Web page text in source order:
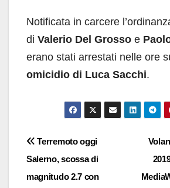
Notificata in carcere
di Valerio Del Grosso e
erano stati arrestati nelle ore
omicidio di Luca Sacchi.
Navigazione
articoli
Terremoto oggi
Salerno, scossa di
magnitudo 2.7 con